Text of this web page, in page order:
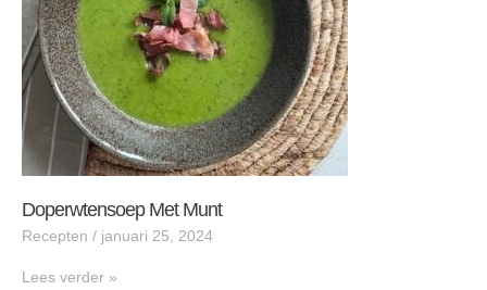
Doperwtensoep Met Munt
Recepten / januari 25, 2024
Lees verder »